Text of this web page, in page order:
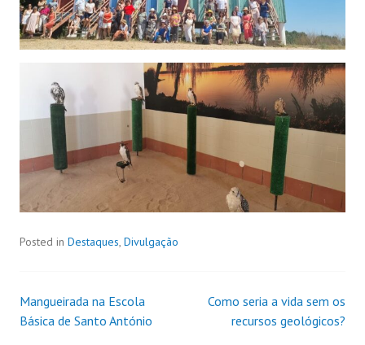
Posted in Destaques, Divulgação
Mangueirada na Escola
Básica de Santo António
Como seria a vida sem os
recursos geológicos?